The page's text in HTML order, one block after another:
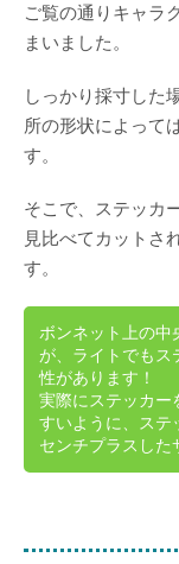
ご覧の通りキャラ
まいました。
しっかり採寸した
所の形状によって
す。
そこで、ステッカ
見比べてカットさ
す。
ボンネット上の中
が、ライトでもス
性があります！
実際にステッカー
すいように、ステ
センチプラスした